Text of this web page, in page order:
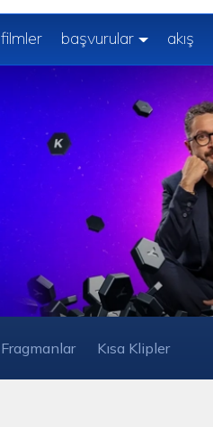
filmler başvurular akış
Fragmanlar Kısa Klipler